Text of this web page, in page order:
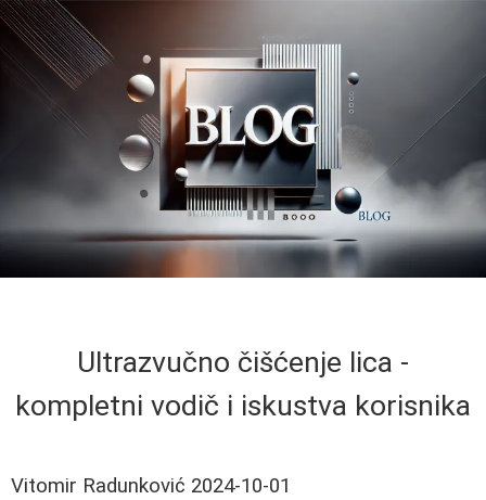
Ultrazvučno čišćenje lica -
kompletni vodič i iskustva korisnika
Vitomir Radunković 2024-10-01